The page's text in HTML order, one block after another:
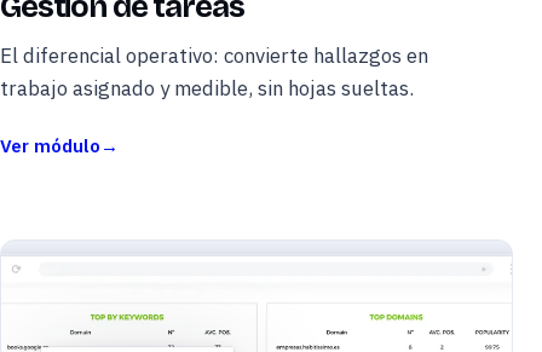
El diferencial operativo: convierte hallazgos en
trabajo asignado y medible, sin hojas sueltas.
Ver módulo →